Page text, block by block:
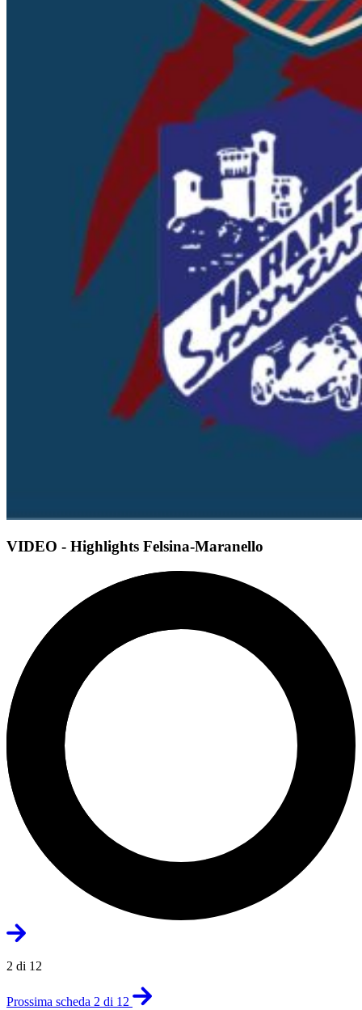
VIDEO - Highlights Felsina-Maranello
2 di 12
Prossima scheda 2 di 12